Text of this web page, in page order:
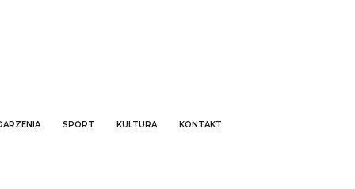
SPORT KULTURA KONTAKT